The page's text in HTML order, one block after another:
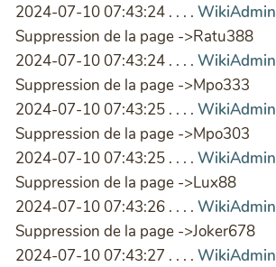
2024-07-10 07:43:24 . . . . WikiAdmin
Suppression de la page ->Ratu388
2024-07-10 07:43:24 . . . . WikiAdmin
Suppression de la page ->Mpo333
2024-07-10 07:43:25 . . . . WikiAdmin
Suppression de la page ->Mpo303
2024-07-10 07:43:25 . . . . WikiAdmin
Suppression de la page ->Lux88
2024-07-10 07:43:26 . . . . WikiAdmin
Suppression de la page ->Joker678
2024-07-10 07:43:27 . . . . WikiAdmin